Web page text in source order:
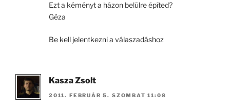
Ezt a kéményt a házon belülre építed?
Géza
Be kell jelentkezni a válaszadáshoz
Kasza Zsolt
2011. FEBRUÁR 5. SZOMBAT 11:08